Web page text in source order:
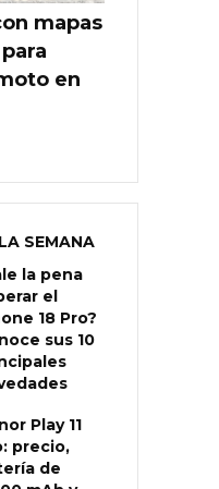
mapas
en
SEMANA
la pena
el
18 Pro?
sus 10
Play 11
precio,
de